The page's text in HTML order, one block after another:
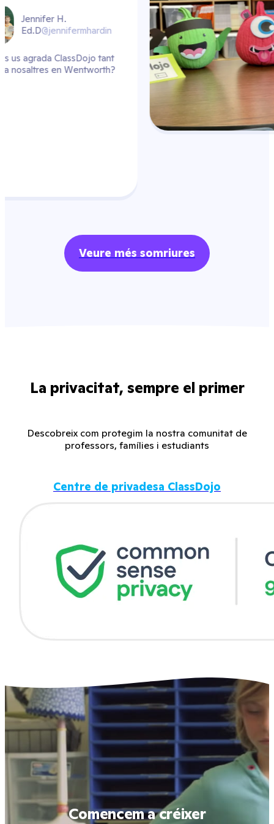
Veure més somriures
La privacitat, sempre el primer
Descobreix com protegim la nostra comunitat de
professors, famílies i estudiants
Centre de privadesa ClassDojo
Comencem a créixer